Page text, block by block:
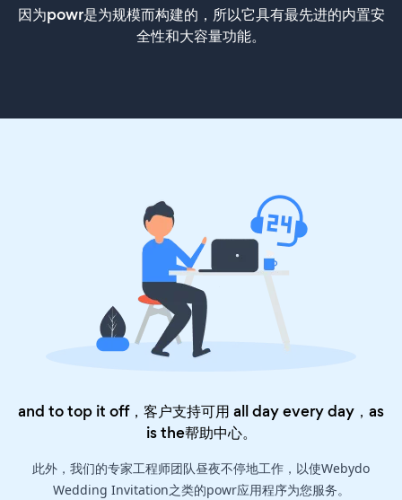
因为powr是为规模而构建的，所以它具有最先进的内置安
全性和大容量功能。
and to top it off，客户支持可用 all day every day，as
is the帮助中心。
此外，我们的专家工程师团队昼夜不停地工作，以使Webydo
Wedding Invitation之类的powr应用程序为您服务。